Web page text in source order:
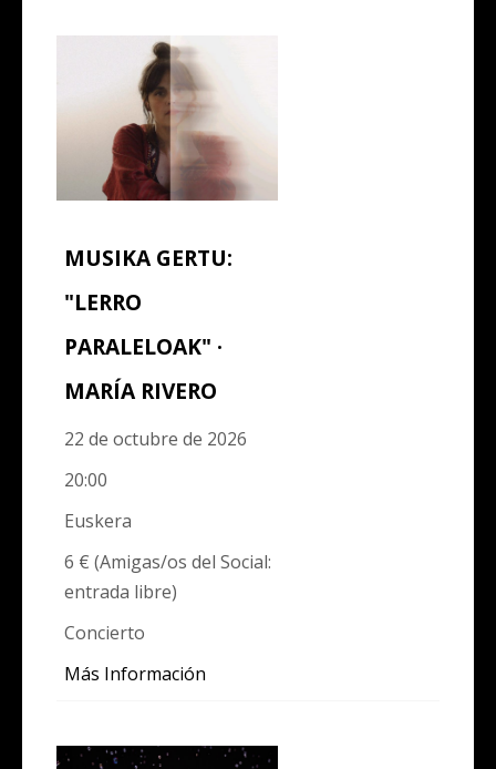
MUSIKA GERTU:
"LERRO
PARALELOAK" ·
MARÍA RIVERO
22 de octubre de 2026
20:00
Euskera
6 € (Amigas/os del Social:
entrada libre)
Concierto
Más Información